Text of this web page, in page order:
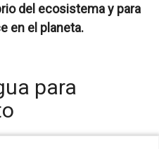
del ecosistema y para
en el planeta.
para